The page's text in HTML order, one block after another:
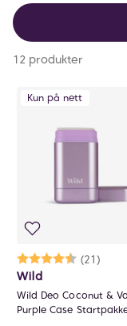
12 produkter
Kun på nett
Karakter:
(21)
4.5 av 5
Wild
Wild Deo Coconut &
Purple Case